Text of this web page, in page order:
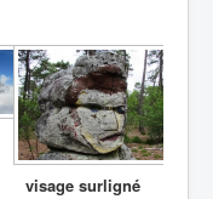
visage surligné